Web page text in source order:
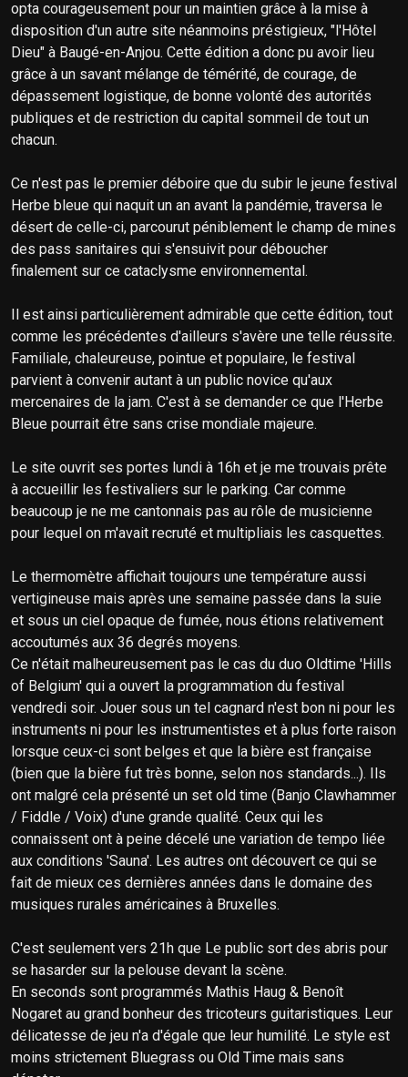
opta courageusement pour un maintien grâce à la mise à
disposition d'un autre site néanmoins préstigieux, "l'Hôtel
Dieu" à Baugé-en-Anjou. Cette édition a donc pu avoir lieu
grâce à un savant mélange de témérité, de courage, de
dépassement logistique, de bonne volonté des autorités
publiques et de restriction du capital sommeil de tout un
chacun.
Ce n'est pas le premier déboire que du subir le jeune festival
Herbe bleue qui naquit un an avant la pandémie, traversa le
désert de celle-ci, parcourut péniblement le champ de mines
des pass sanitaires qui s'ensuivit pour déboucher
finalement sur ce cataclysme environnemental.
Il est ainsi particulièrement admirable que cette édition, tout
comme les précédentes d'ailleurs s'avère une telle réussite.
Familiale, chaleureuse, pointue et populaire, le festival
parvient à convenir autant à un public novice qu'aux
mercenaires de la jam. C'est à se demander ce que l'Herbe
Bleue pourrait être sans crise mondiale majeure.
Le site ouvrit ses portes lundi à 16h et je me trouvais prête
à accueillir les festivaliers sur le parking. Car comme
beaucoup je ne me cantonnais pas au rôle de musicienne
pour lequel on m'avait recruté et multipliais les casquettes.
Le thermomètre affichait toujours une température aussi
vertigineuse mais après une semaine passée dans la suie
et sous un ciel opaque de fumée, nous étions relativement
accoutumés aux 36 degrés moyens.
Ce n'était malheureusement pas le cas du duo Oldtime 'Hills
of Belgium' qui a ouvert la programmation du festival
vendredi soir. Jouer sous un tel cagnard n'est bon ni pour les
instruments ni pour les instrumentistes et à plus forte raison
lorsque ceux-ci sont belges et que la bière est française
(bien que la bière fut très bonne, selon nos standards...). Ils
ont malgré cela présenté un set old time (Banjo Clawhammer
/ Fiddle / Voix) d'une grande qualité. Ceux qui les
connaissent ont à peine décelé une variation de tempo liée
aux conditions 'Sauna'. Les autres ont découvert ce qui se
fait de mieux ces dernières années dans le domaine des
musiques rurales américaines à Bruxelles.
C'est seulement vers 21h que Le public sort des abris pour
se hasarder sur la pelouse devant la scène.
En seconds sont programmés Mathis Haug & Benoît
Nogaret au grand bonheur des tricoteurs guitaristiques. Leur
délicatesse de jeu n'a d'égale que leur humilité. Le style est
moins strictement Bluegrass ou Old Time mais sans